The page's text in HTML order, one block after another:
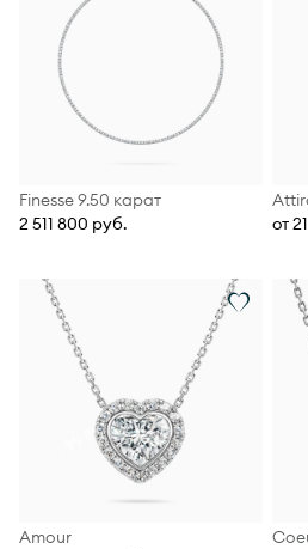
Finesse 9.50 карат
2 511 800 руб.
от
Amour